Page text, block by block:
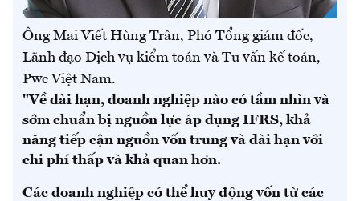
Ông Mai Viết Hùng Trân, Phó Tổng giám đốc,
Lãnh đạo Dịch vụ kiểm toán và Tư vấn kế toán,
Pwc Việt Nam.
"Về dài hạn, doanh nghiệp nào có tầm nhìn và
sớm chuẩn bị nguồn lực áp dụng IFRS, khả
năng tiếp cận nguồn vốn trung và dài hạn với
chi phí thấp và khả quan hơn.
Các doanh nghiệp có thể huy động vốn từ các